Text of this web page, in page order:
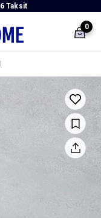
6 Taksit
0